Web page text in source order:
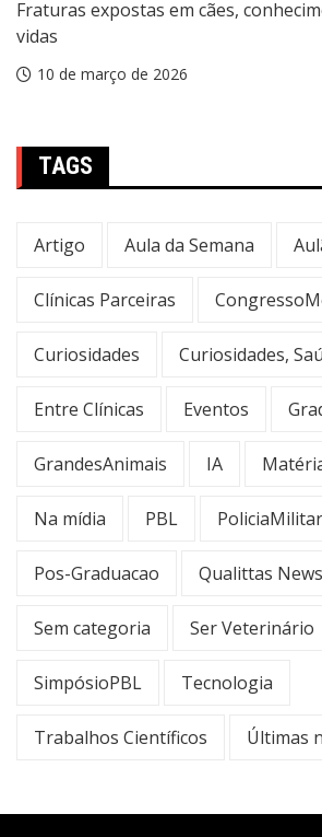
Fraturas expostas em cães,
vidas
10 de março de 2026
TAGS
Artigo Aula da Semana
Clínicas Parceiras
Curiosidades Curiosidades,
Entre Clínicas Eventos
GrandesAnimais IA
Na mídia PBL PoliciaMilitar
Pos-Graduacao Qualittas News
Sem categoria Ser Veterinário
SimpósioPBL Tecnologia
Trabalhos Científicos Últimas